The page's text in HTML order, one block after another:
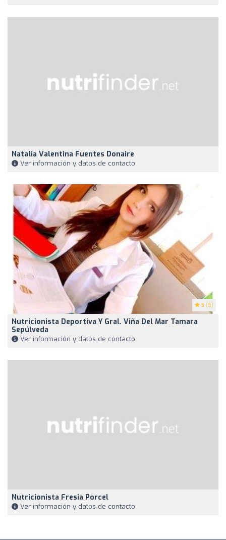
Natalia Valentina Fuentes Donaire
Ver información y datos de contacto
5 (5)
Nutricionista Deportiva Y Gral. Viña Del Mar Tamara
Sepúlveda
Ver información y datos de contacto
Nutricionista Fresia Porcel
Ver información y datos de contacto